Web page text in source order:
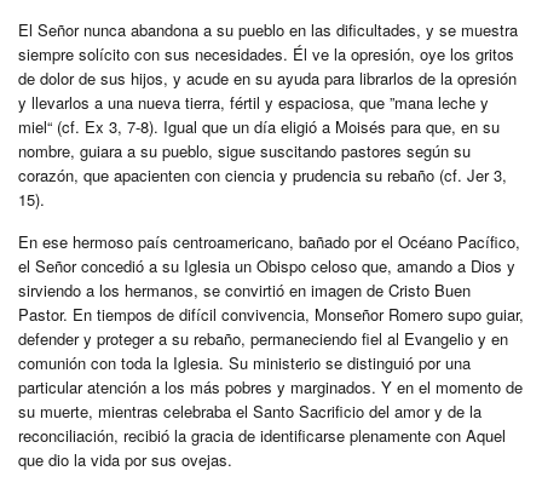
El Señor nunca abandona a su pueblo en las dificultades, y se muestra
siempre solícito con sus necesidades. Él ve la opresión, oye los gritos
de dolor de sus hijos, y acude en su ayuda para librarlos de la opresión
y llevarlos a una nueva tierra, fértil y espaciosa, que ”mana leche y
miel“ (cf. Ex 3, 7-8). Igual que un día eligió a Moisés para que, en su
nombre, guiara a su pueblo, sigue suscitando pastores según su
corazón, que apacienten con ciencia y prudencia su rebaño (cf. Jer 3,
15).
En ese hermoso país centroamericano, bañado por el Océano Pacífico,
el Señor concedió a su Iglesia un Obispo celoso que, amando a Dios y
sirviendo a los hermanos, se convirtió en imagen de Cristo Buen
Pastor. En tiempos de difícil convivencia, Monseñor Romero supo guiar,
defender y proteger a su rebaño, permaneciendo fiel al Evangelio y en
comunión con toda la Iglesia. Su ministerio se distinguió por una
particular atención a los más pobres y marginados. Y en el momento de
su muerte, mientras celebraba el Santo Sacrificio del amor y de la
reconciliación, recibió la gracia de identificarse plenamente con Aquel
que dio la vida por sus ovejas.